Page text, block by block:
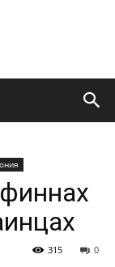
0
315